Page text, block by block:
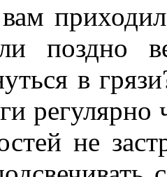
поздно
в
регулярно
не